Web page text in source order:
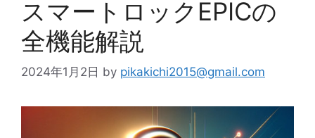
スマートロックEPICの
全機能解説
2024年1月2日 by pikakichi2015@gmail.com